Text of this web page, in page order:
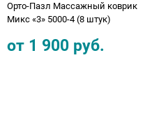
Орто-Пазл Массажный коврик
Микс «3» 5000-4 (8 штук)
от 1 900 руб.